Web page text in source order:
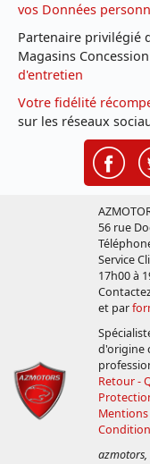
vos Données
Partenaire privilégié
Magasins Concession
d'entretien
Votre fidélité
sur les réseaux
56 rue
Service
17h00 à
et par
d'origine
Retour -
Mentions
azmotors,